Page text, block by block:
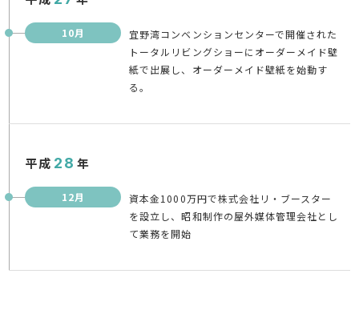
10月
宜野湾コンベンションセンターで開催された
トータルリビングショーにオーダーメイド壁
紙で出展し、オーダーメイド壁紙を始動す
る。
平成 28 年
12月
資本金1000万円で株式会社リ・ブースター
を設立し、昭和制作の屋外媒体管理会社とし
て業務を開始